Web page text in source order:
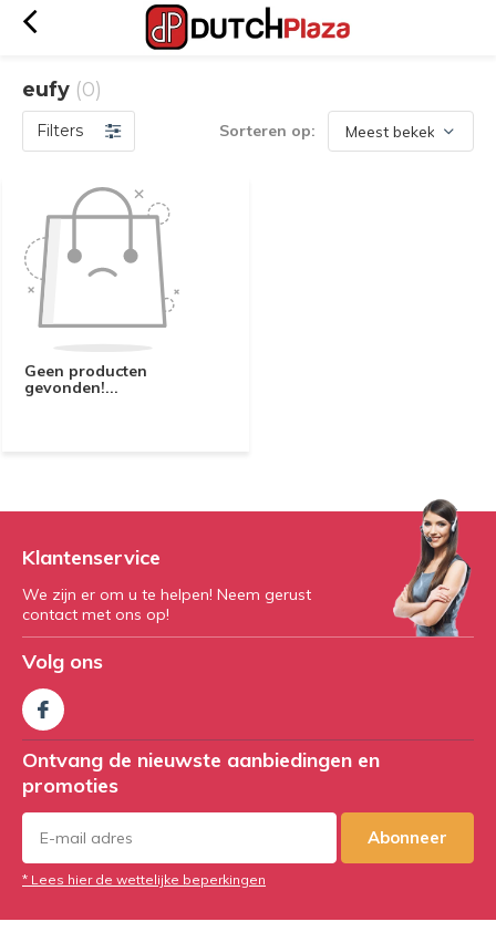
eufy (0)
Filters Sorteren op:
Geen producten
gevonden!...
Klantenservice
We zijn er om u te helpen! Neem gerust
contact met ons op!
Volg ons
Ontvang de nieuwste aanbiedingen en
promoties
Abonneer
* Lees hier de wettelijke beperkingen